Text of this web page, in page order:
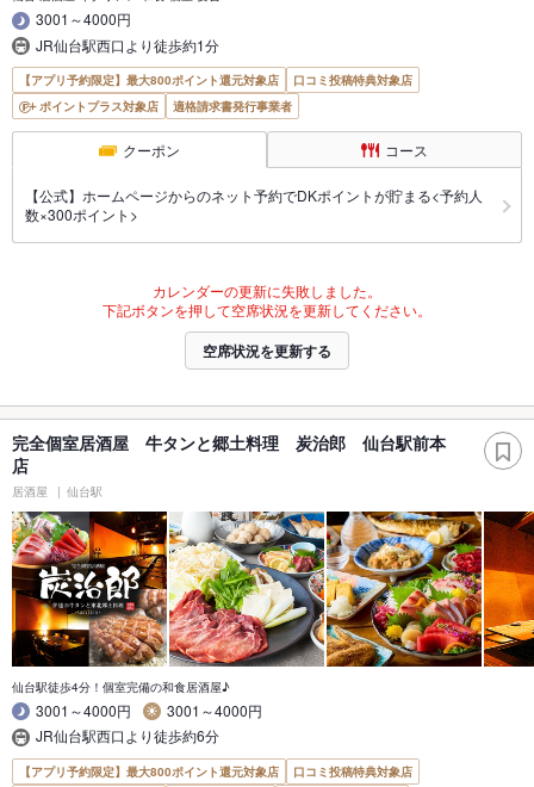
3001～4000円
JR仙台駅西口より徒歩約1分
【アプリ予約限定】最大800ポイント還元対象店
口コミ投稿特典対象店
ポイントプラス対象店
適格請求書発行事業者
クーポン コース
【公式】ホームページからのネット予約でDKポイントが貯まる<予約人
数×300ポイント>
カレンダーの更新に失敗しました。
下記ボタンを押して空席状況を更新してください。
空席状況を更新する
完全個室居酒屋 牛タンと郷土料理 炭治郎 仙台駅前本
店
居酒屋 仙台駅
仙台駅徒歩4分！個室完備の和食居酒屋♪
3001～4000円
3001～4000円
JR仙台駅西口より徒歩約6分
【アプリ予約限定】最大800ポイント還元対象店
口コミ投稿特典対象店